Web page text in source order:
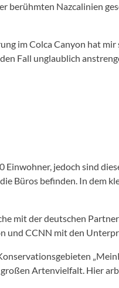
berühmten Nazcalinien
im Colca Canyon hat
Fall unglaublich
Einwohner, jedoch sind
Büros befinden. In dem
mit der deutschen
CCNN mit den
Artenvielfalt. Hier